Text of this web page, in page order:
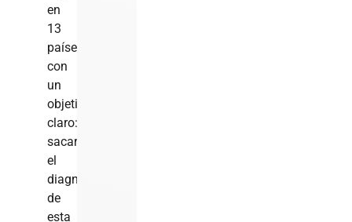
en
13
países
con
un
objetivo
claro:
sacar
el
diagnóstico
de
esta